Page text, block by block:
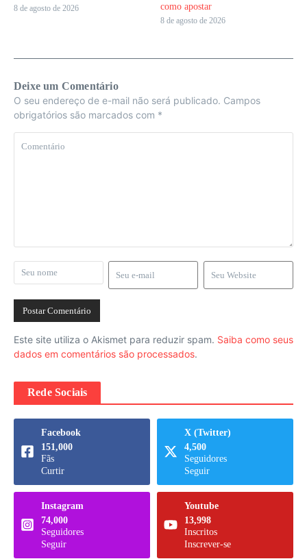
8 de agosto de 2026
como apostar
8 de agosto de 2026
Deixe um Comentário
O seu endereço de e-mail não será publicado. Campos
obrigatórios são marcados com *
Este site utiliza o Akismet para reduzir spam. Saiba como seus
dados em comentários são processados.
Rede Sociais
Facebook
151,000
Fãs
Curtir
X (Twitter)
4,500
Seguidores
Seguir
Instagram
74,000
Seguidores
Seguir
Youtube
13,998
Inscritos
Inscrever-se